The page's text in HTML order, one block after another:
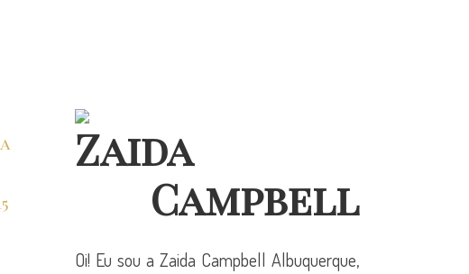
Zaida
Campbell
Oi! Eu sou a Zaida Campbell Albuquerque,